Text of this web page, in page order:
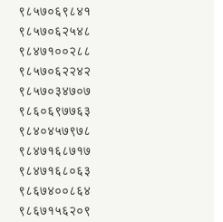
९८५७०६९८४१
९८५७०६२५४८
९८४७१००२८८
९८५७०६२२४२
९८५७०३४७०७
९८६०६९७७६३
९८४०४५७९७८
९८४७१६८७१७
९८४७१६८०६३
९८६७४००८६४
९८६७१५६२०९